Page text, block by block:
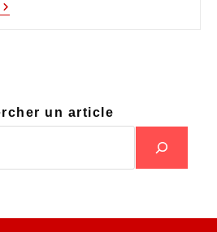
un article